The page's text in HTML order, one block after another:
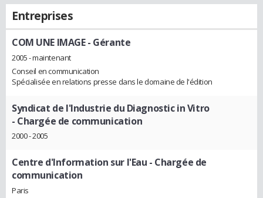
Entreprises
COM UNE IMAGE- Gérante
2005 - maintenant
Conseil en communication
Spécialisée en relations presse dans le domaine de l'édition
Syndicat de l'Industrie du Diagnostic in Vitro
- Chargée de communication
2000 - 2005
Centre d'Information sur l'Eau - Chargée de
communication
Paris